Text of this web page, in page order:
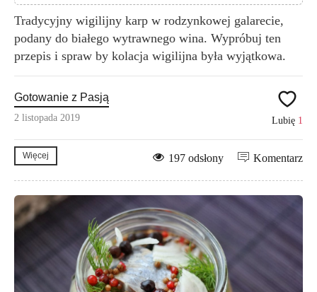
Tradycyjny wigilijny karp w rodzynkowej galarecie,
podany do białego wytrawnego wina. Wypróbuj ten
przepis i spraw by kolacja wigilijna była wyjątkowa.
Gotowanie z Pasją
2 listopada 2019 Lubię 1
Więcej Komentarz
197 odsłony